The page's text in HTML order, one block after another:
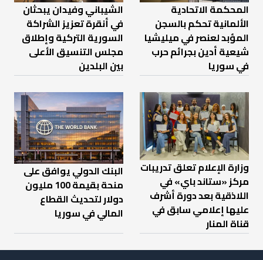
المحكمة الاتحادية
الألمانية تحكم بالسجن
المؤبد لعنصر في ميليشيا
شيعية أدين بجرائم حرب
في سوريا
الشيباني وفيدان يبحثان
في أنقرة تعزيز الشراكة
السورية التركية وإطلاق
مجلس التنسيق الأعلى
بين البلدين
وزارة الإعلام تعلق تدريبات
مركز «ستاند باي» في
اللاذقية بعد دورة أشرف
عليها إعلامي سابق في
قناة المنار
البنك الدولي يوافق على
منحة بقيمة 100 مليون
دولار لتحديث القطاع
المالي في سوريا